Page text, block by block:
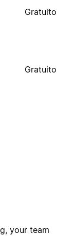
Gratuito
Gratuito
your team